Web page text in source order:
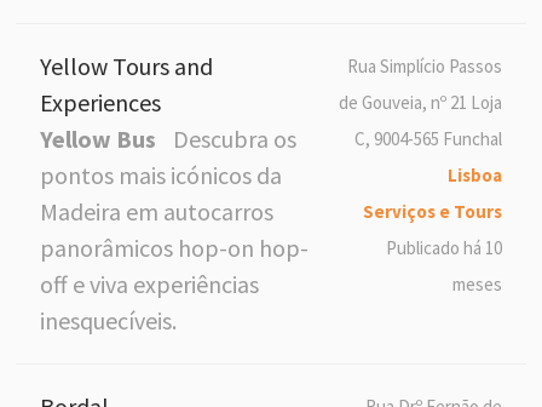
Yellow Tours and
Experiences
Yellow Bus
Descubra os
pontos mais icónicos da
Madeira em autocarros
panorâmicos hop-on hop-
off e viva experiências
inesquecíveis.
Rua Simplício Passos
de Gouveia, nº 21 Loja
C, 9004-565 Funchal
Lisboa
Serviços e Tours
Publicado há 10
meses